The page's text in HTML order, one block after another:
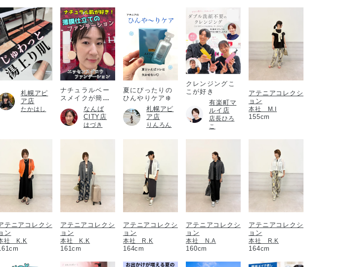
札幌アピ
ア店
たかはし
ナチュラルベー
スメイクが簡単
なんば
CITY店
はづき
夏にぴったりの
ひんやりケア❄️
札幌アピ
ア店
りんろん
クレンジングこ
こが好き
有楽町マ
ルイ店
店長ひろ
こ
アテニアコレクシ
ョン
本社 M.I
155cm
テニアコレクシ
ン
社 K.K
アテニアコレクシ
ョン
本社 K.K
161cm
アテニアコレクシ
ョン
本社 R.K
164cm
アテニアコレクシ
ョン
本社 N.A
160cm
アテニアコレクシ
ョン
本社 R.K
164cm